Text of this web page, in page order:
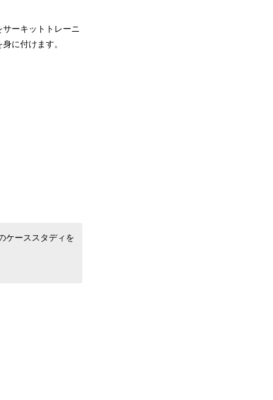
ーキットトレーニ
に付けます。
ケーススタディを